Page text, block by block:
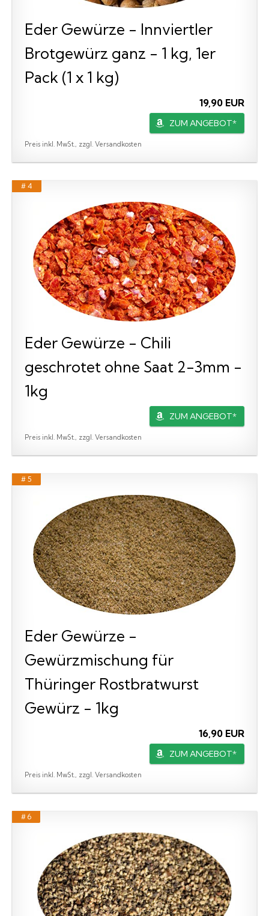
Eder Gewürze - Innviertler
Brotgewürz ganz - 1 kg, 1er
Pack (1 x 1 kg)
19,90 EUR
ZUM ANGEBOT*
Preis inkl. MwSt., zzgl. Versandkosten
# 4
Eder Gewürze - Chili
geschrotet ohne Saat 2-3mm -
1kg
ZUM ANGEBOT*
Preis inkl. MwSt., zzgl. Versandkosten
# 5
Eder Gewürze -
Gewürzmischung für
Thüringer Rostbratwurst
Gewürz - 1kg
16,90 EUR
ZUM ANGEBOT*
Preis inkl. MwSt., zzgl. Versandkosten
# 6